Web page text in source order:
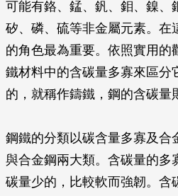
可能有鉻、錳、釩、鉬、鎳、
矽、磷、硫等非金屬元素。在
的角色最為重要。依照實用的
鐵材料中的含碳量多寡來區分
的，就稱作鑄鐵，鋼的含碳量
鋼鐵的分類以碳含量多寡及合
與合金鋼兩大類。含碳量的多
碳量少的，比較軟而強韌。含